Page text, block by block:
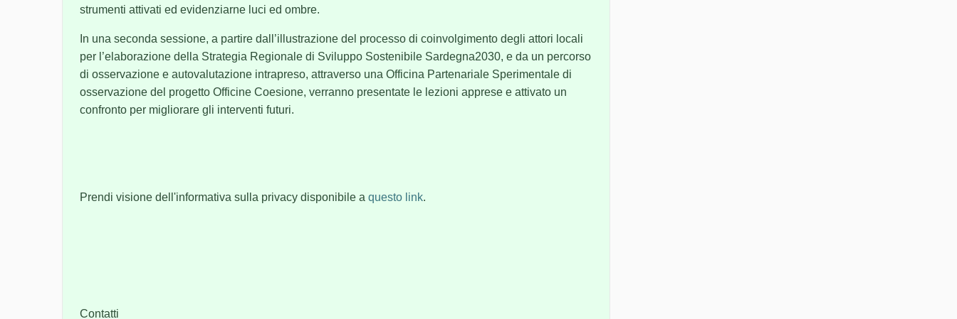
strumenti attivati ed evidenziarne luci ed ombre.
In una seconda sessione, a partire dall’illustrazione del processo di coinvolgimento degli attori locali
per l’elaborazione della Strategia Regionale di Sviluppo Sostenibile Sardegna2030, e da un percorso
di osservazione e autovalutazione intrapreso, attraverso una Officina Partenariale Sperimentale di
osservazione del progetto Officine Coesione, verranno presentate le lezioni apprese e attivato un
confronto per migliorare gli interventi futuri.
Prendi visione dell'informativa sulla privacy disponibile a questo link.
Contatti